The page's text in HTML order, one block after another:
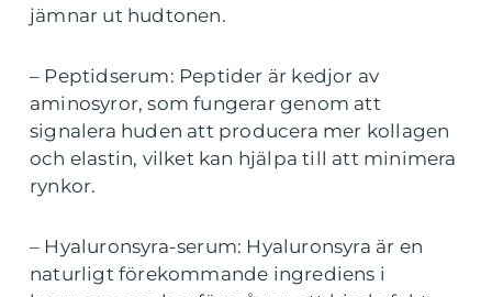
jämnar ut hudtonen.
– Peptidserum: Peptider är kedjor av
aminosyror, som fungerar genom att
signalera huden att producera mer kollagen
och elastin, vilket kan hjälpa till att minimera
rynkor.
– Hyaluronsyra-serum: Hyaluronsyra är en
naturligt förekommande ingrediens i